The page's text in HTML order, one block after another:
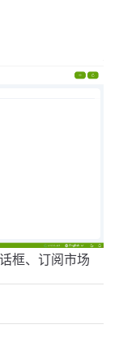
框、订阅市场